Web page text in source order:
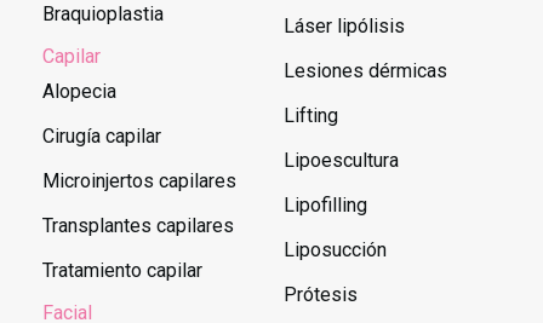
Braquioplastia
Capilar
Alopecia
Cirugía capilar
Microinjertos capilares
Transplantes capilares
Tratamiento capilar
Facial
Láser lipólisis
Lesiones dérmicas
Lifting
Lipoescultura
Lipofilling
Liposucción
Prótesis